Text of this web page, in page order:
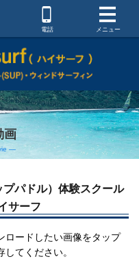
電話 メニュー
画
―
パドル）体験スクール
サーフ
ロードしたい画像をタップ
てください。